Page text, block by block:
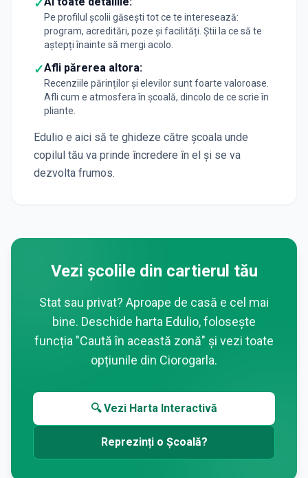
Pe profilul școlii găsești tot ce te interesează:
program, acreditări, poze și facilități. Știi la ce să te
aștepți înainte să mergi acolo.
✓Afli părerea altora:
Recenziile părinților și elevilor sunt foarte valoroase.
Afli cum e atmosfera în școală, dincolo de ce scrie în
pliante.
Edulio e aici să te ghideze către școala unde
copilul tău va prinde încredere în el și se va
dezvolta frumos.
Vezi școlile din cartierul tău
Stat sau privat? Aproape de casă e cel mai
bine. Deschide harta Edulio, folosește
funcția "Caută în această zonă" și vezi toate
opțiunile din Ciorogarla.
🔍 Vezi Harta Interactivă
Reprezinți o Școală?